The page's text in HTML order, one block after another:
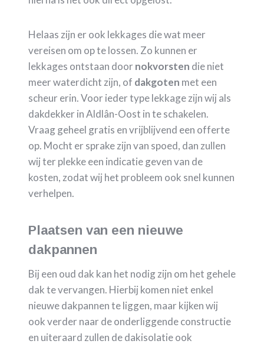
Helaas zijn er ook lekkages die wat meer
vereisen om op te lossen. Zo kunnen er
lekkages ontstaan door nokvorsten die niet
meer waterdicht zijn, of dakgoten met een
scheur erin. Voor ieder type lekkage zijn wij als
dakdekker in Aldlân-Oost in te schakelen.
Vraag geheel gratis en vrijblijvend een offerte
op. Mocht er sprake zijn van spoed, dan zullen
wij ter plekke een indicatie geven van de
kosten, zodat wij het probleem ook snel kunnen
verhelpen.
Plaatsen van een nieuwe
dakpannen
Bij een oud dak kan het nodig zijn om het gehele
dak te vervangen. Hierbij komen niet enkel
nieuwe dakpannen te liggen, maar kijken wij
ook verder naar de onderliggende constructie
en uiteraard zullen de dakisolatie ook